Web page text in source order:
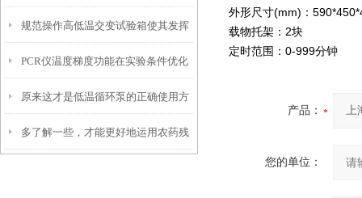
项
规范操作高低温交变试验箱使其发挥
实效
PCR仪温度梯度功能在实验条件优化
中的使用技巧
原来这才是低温循环泵的正确使用方
法！
多了解一些，才能更好地运用农药残
外形尺寸(mm)：
载物托架：2块
定时范围：0-999分钟
产品：
您的单位：